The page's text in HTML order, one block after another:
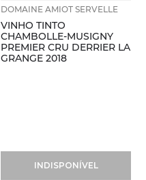
DOMAINE AMIOT SERVELLE
VINHO TINTO
CHAMBOLLE-MUSIGNY
PREMIER CRU DERRIER LA
GRANGE 2018
INDISPONÍVEL